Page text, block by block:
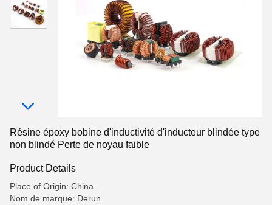
Résine époxy bobine d'inductivité d'inducteur blindée type
non blindé Perte de noyau faible
Product Details
Place of Origin: China
Nom de marque: Derun